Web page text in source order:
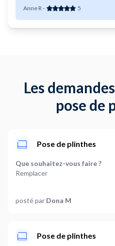
aménagement 'hors contrat'. .
Anne R - 5
Les
pose de
Pose de plinthes
Que souhaitez-vous faire ?
Remplacer
MDF
Autre
posté par Dona M
Pose de plinthes